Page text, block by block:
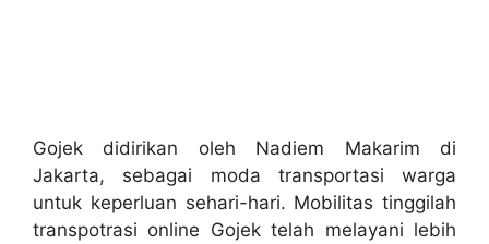
Gojek didirikan oleh Nadiem Makarim di
Jakarta, sebagai moda transportasi warga
untuk keperluan sehari-hari. Mobilitas tinggilah
transpotrasi online Gojek telah melayani lebih